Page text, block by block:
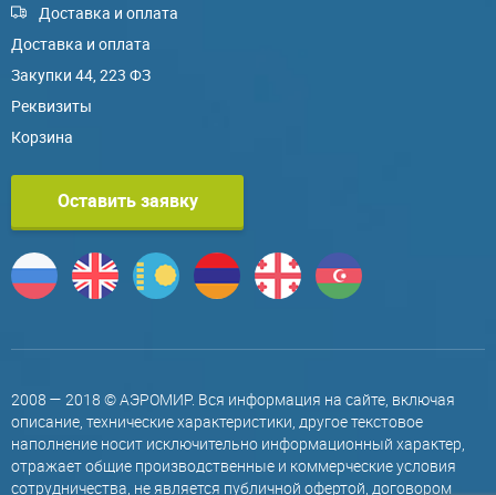
Доставка и оплата
Доставка и оплата
Закупки 44, 223 ФЗ
Реквизиты
Корзина
Оставить заявку
2008 — 2018 © АЭРОМИР. Вся информация на сайте, включая
описание, технические характеристики, другое текстовое
наполнение носит исключительно информационный характер,
отражает общие производственные и коммерческие условия
сотрудничества, не является публичной офертой, договором